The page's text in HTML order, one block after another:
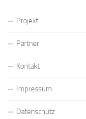
Projekt
Partner
Kontakt
Impressum
Datenschutz